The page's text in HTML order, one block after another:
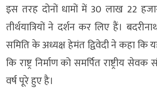
इस तरह दोनों धामों में 30 लाख 22
तीर्थयात्रियों ने दर्शन कर लिए हैं।
समिति के अध्यक्ष हेमंत द्विवेदी ने कहा कि
कि राष्ट्र निर्माण को समर्पित राष्ट्रीय
वर्ष पूरे हुए है।